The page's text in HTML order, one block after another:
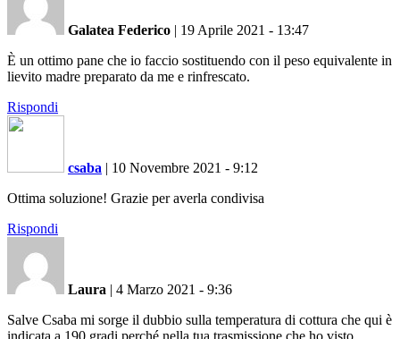
Galatea Federico | 19 Aprile 2021 - 13:47
È un ottimo pane che io faccio sostituendo con il peso equivalente in
lievito madre preparato da me e rinfrescato.
Rispondi
csaba | 10 Novembre 2021 - 9:12
Ottima soluzione! Grazie per averla condivisa
Rispondi
Laura | 4 Marzo 2021 - 9:36
Salve Csaba mi sorge il dubbio sulla temperatura di cottura che qui è
indicata a 190 gradi perché nella tua trasmissione che ho visto